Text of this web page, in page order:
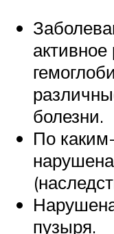
болезни.
По
пузыря.